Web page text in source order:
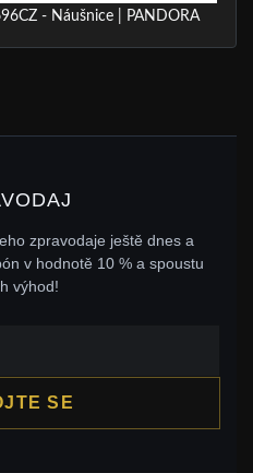
- Náušnice | PANDORA
zpravodaje ještě dnes a
v hodnotě 10 % a spoustu
výhod!
SE